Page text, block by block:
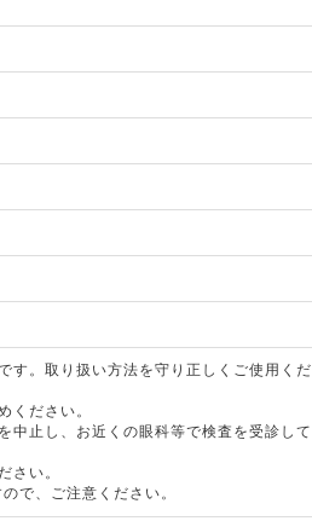
す。取り扱い方法を守り正しくご使用くだ
ください。
中止し、お近くの眼科等で検査を受診して
さい。
で、ご注意ください。